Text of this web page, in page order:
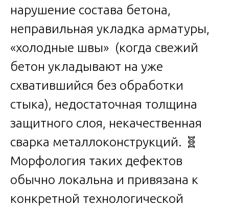
нарушение состава бетона,
неправильная укладка арматуры,
«холодные швы» (когда свежий
бетон укладывают на уже
схватившийся без обработки
стыка), недостаточная толщина
защитного слоя, некачественная
сварка металлоконструкций. 🧬
Морфология таких дефектов
обычно локальна и привязана к
конкретной технологической